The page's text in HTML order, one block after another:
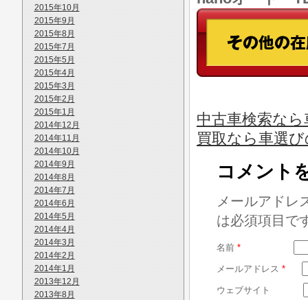
2015年10月
2015年9月
2015年8月
2015年7月
2015年5月
2015年4月
2015年3月
2015年2月
2015年1月
2014年12月
2014年11月
2014年10月
2014年9月
2014年8月
2014年7月
2014年6月
2014年5月
2014年4月
2014年3月
2014年2月
2014年1月
2013年12月
2013年8月
中古車検索な
買取なら車選
コメント
メールアドレ
は必須項目で
名前 *
メールアドレス *
ウェブサイト